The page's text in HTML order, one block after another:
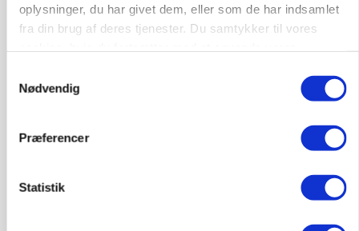
oplysninger, du har givet dem, eller som de har indsamlet
fra din brug af deres tjenester. Du samtykker til vores
Nødvendig
Præferencer
Statistik
Ejer eller medejer? Nyt tv-format udfordrer
landbrugets ejerstruktur
Russisk mælkepris dykker 23 procent